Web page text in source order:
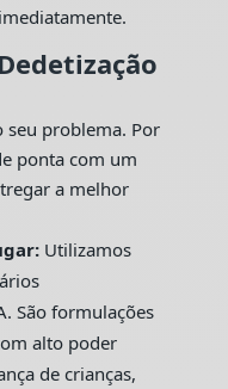
seu problema. Por
ponta com um
a melhor
Utilizamos
São formulações
alto poder
de crianças,